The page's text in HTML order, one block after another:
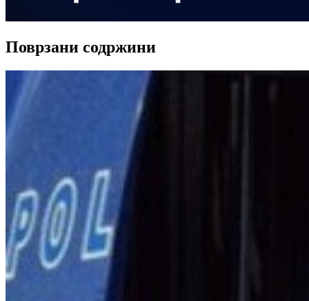
Поврзани содржини